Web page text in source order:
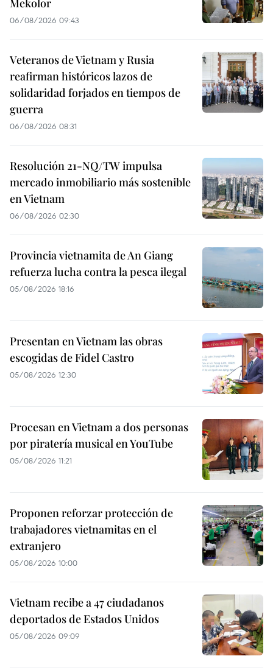
Mekolor
06/08/2026 09:43
Veteranos de Vietnam y Rusia
reafirman históricos lazos de
solidaridad forjados en tiempos de
guerra
06/08/2026 08:31
Resolución 21-NQ/TW impulsa
mercado inmobiliario más sostenible
en Vietnam
06/08/2026 02:30
Provincia vietnamita de An Giang
refuerza lucha contra la pesca ilegal
05/08/2026 18:16
Presentan en Vietnam las obras
escogidas de Fidel Castro
05/08/2026 12:30
Procesan en Vietnam a dos personas
por piratería musical en YouTube
05/08/2026 11:21
Proponen reforzar protección de
trabajadores vietnamitas en el
extranjero
05/08/2026 10:00
Vietnam recibe a 47 ciudadanos
deportados de Estados Unidos
05/08/2026 09:09